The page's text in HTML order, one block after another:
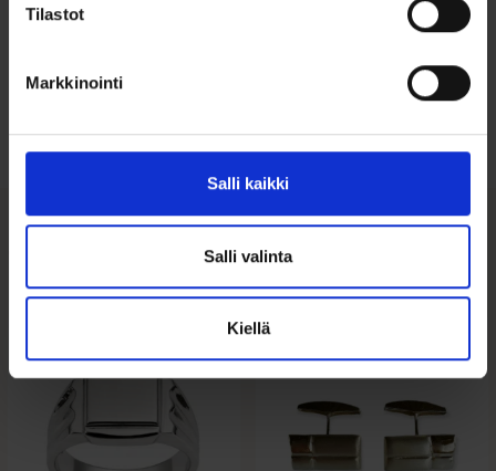
Tilastot
Markkinointi
Salli kaikki
Salli valinta
Kiellä
Tutustu myös
on
useampi
muunnelma.